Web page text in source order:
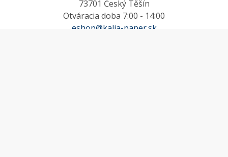
73701 Český Těšín
Otváracia doba 7:00 - 14:00
eshop@kalia-paper.sk